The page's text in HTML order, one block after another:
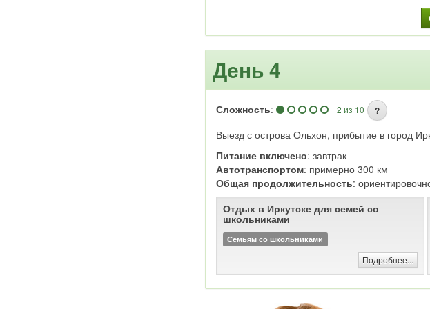
День 4
Сложность: 2 из 10 ?
Выезд с острова Ольхон, прибытие в город
Питание включено: завтрак
Автотранспортом: примерно 300 км
Общая продолжительность:
Отдых в Иркутске для семей со
школьниками
Семьям со школьниками
Подробнее...